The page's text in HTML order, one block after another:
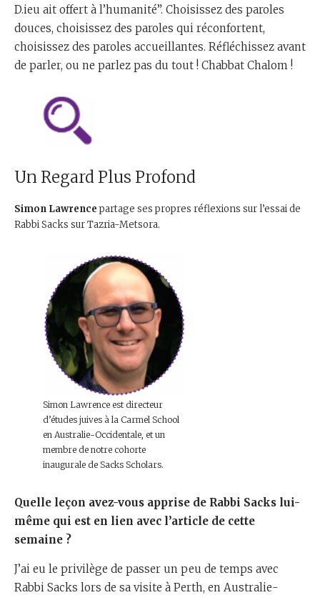
D.ieu ait offert à l’humanité”. Choisissez des paroles
douces, choisissez des paroles qui réconfortent,
choisissez des paroles accueillantes. Réfléchissez avant
de parler, ou ne parlez pas du tout ! Chabbat Chalom !
Un Regard Plus Profond
Simon Lawrencepartage ses propres réflexions sur l’essai de
Rabbi Sacks sur Tazria-Metsora.
Simon Lawrence est directeur
d’études juives à la Carmel School
en Australie-Occidentale, et un
membre de notre cohorte
inaugurale de Sacks Scholars.
Quelle leçon avez-vous apprise de Rabbi Sacks lui-
même qui est en lien avec l’article de cette
semaine ?
J’ai eu le privilège de passer un peu de temps avec
Rabbi Sacks lors de sa visite à Perth, en Australie-